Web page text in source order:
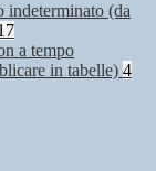
indeterminato (da
a tempo
in tabelle) 4